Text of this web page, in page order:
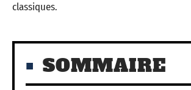
classiques.
SOMMAIRE